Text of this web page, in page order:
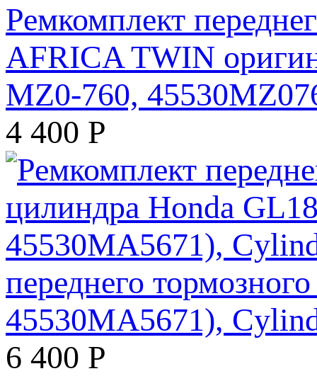
Ремкомплект
AFRICA TWIN
MZ0-760,
4 400 Р
переднего
45530MA5671),
6 400 Р